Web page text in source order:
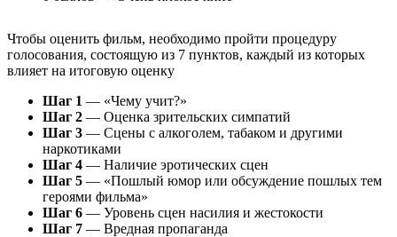
Чтобы оценить фильм, необходимо пройти процедуру
голосования, состоящую из 7 пунктов, каждый из которых
влияет на итоговую оценку
Шаг 1 — «Чему учит?»
Шаг 2 — Оценка зрительских симпатий
Шаг 3 — Сцены с алкоголем, табаком и другими
наркотиками
Шаг 4 — Наличие эротических сцен
Шаг 5 — «Пошлый юмор или обсуждение пошлых тем
героями фильма»
Шаг 6 — Уровень сцен насилия и жестокости
Шаг 7 — Вредная пропаганда